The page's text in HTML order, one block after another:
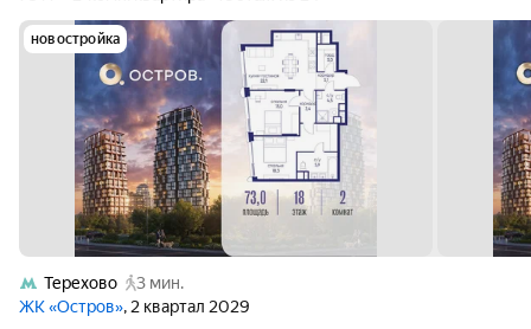
новостройка
Терехово
3 мин.
ЖК «Остров», 2 квартал 2029